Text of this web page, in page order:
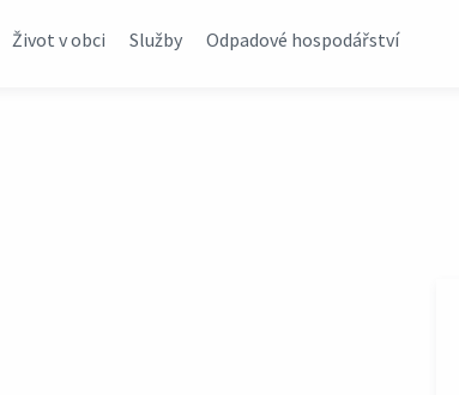
Život v obci Služby Odpadové hospodářství